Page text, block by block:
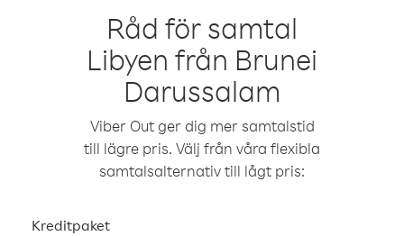
Råd för samtal
Libyen från Brunei
Darussalam
Viber Out ger dig mer samtalstid
till lägre pris. Välj från våra flexibla
samtalsalternativ till lågt pris:
Kreditpaket